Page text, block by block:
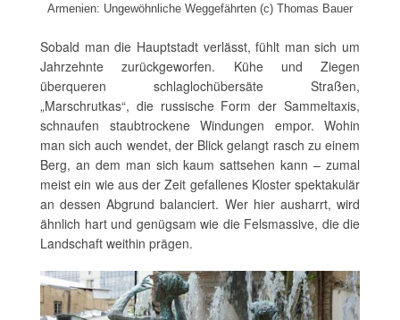
Armenien: Ungewöhnliche Weggefährten (c) Thomas Bauer
Sobald man die Hauptstadt verlässt, fühlt man sich um
Jahrzehnte zurückgeworfen. Kühe und Ziegen
überqueren schlaglochübersäte Straßen,
„Marschrutkas“, die russische Form der Sammeltaxis,
schnaufen staubtrockene Windungen empor. Wohin
man sich auch wendet, der Blick gelangt rasch zu einem
Berg, an dem man sich kaum sattsehen kann – zumal
meist ein wie aus der Zeit gefallenes Kloster spektakulär
an dessen Abgrund balanciert. Wer hier ausharrt, wird
ähnlich hart und genügsam wie die Felsmassive, die die
Landschaft weithin prägen.